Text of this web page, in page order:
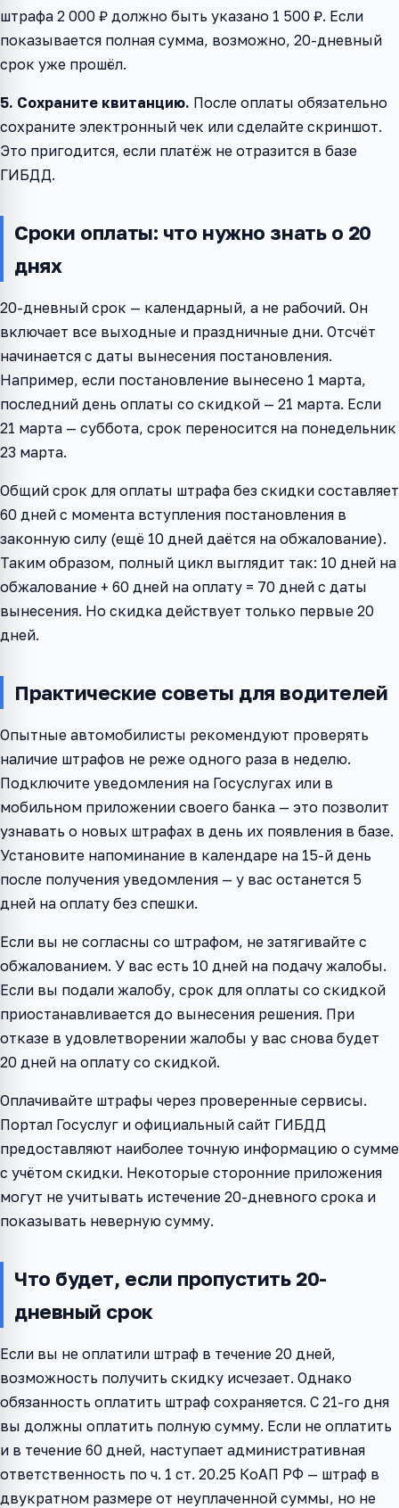
штрафа 2 000 ₽ должно быть указано 1 500 ₽. Если
показывается полная сумма, возможно, 20-дневный
срок уже прошёл.
5. Сохраните квитанцию. После оплаты обязательно
сохраните электронный чек или сделайте скриншот.
Это пригодится, если платёж не отразится в базе
ГИБДД.
Сроки оплаты: что нужно знать о 20
днях
20-дневный срок — календарный, а не рабочий. Он
включает все выходные и праздничные дни. Отсчёт
начинается с даты вынесения постановления.
Например, если постановление вынесено 1 марта,
последний день оплаты со скидкой — 21 марта. Если
21 марта — суббота, срок переносится на понедельник
23 марта.
Общий срок для оплаты штрафа без скидки составляет
60 дней с момента вступления постановления в
законную силу (ещё 10 дней даётся на обжалование).
Таким образом, полный цикл выглядит так: 10 дней на
обжалование + 60 дней на оплату = 70 дней с даты
вынесения. Но скидка действует только первые 20
дней.
Практические советы для водителей
Опытные автомобилисты рекомендуют проверять
наличие штрафов не реже одного раза в неделю.
Подключите уведомления на Госуслугах или в
мобильном приложении своего банка — это позволит
узнавать о новых штрафах в день их появления в базе.
Установите напоминание в календаре на 15-й день
после получения уведомления — у вас останется 5
дней на оплату без спешки.
Если вы не согласны со штрафом, не затягивайте с
обжалованием. У вас есть 10 дней на подачу жалобы.
Если вы подали жалобу, срок для оплаты со скидкой
приостанавливается до вынесения решения. При
отказе в удовлетворении жалобы у вас снова будет
20 дней на оплату со скидкой.
Оплачивайте штрафы через проверенные сервисы.
Портал Госуслуг и официальный сайт ГИБДД
предоставляют наиболее точную информацию о сумме
с учётом скидки. Некоторые сторонние приложения
могут не учитывать истечение 20-дневного срока и
показывать неверную сумму.
Что будет, если пропустить 20-
дневный срок
Если вы не оплатили штраф в течение 20 дней,
возможность получить скидку исчезает. Однако
обязанность оплатить штраф сохраняется. С 21-го дня
вы должны оплатить полную сумму. Если не оплатить
и в течение 60 дней, наступает административная
ответственность по ч. 1 ст. 20.25 КоАП РФ — штраф в
двукратном размере от неуплаченной суммы, но не